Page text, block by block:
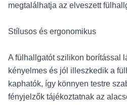
megtalálhatja az elveszett
Stílusos és ergonomikus
A fülhallgatót szilikon borítással
kényelmes és jól illeszkedik a
kaphatók, így könnyen testre
fényjelzők tájékoztatnak az